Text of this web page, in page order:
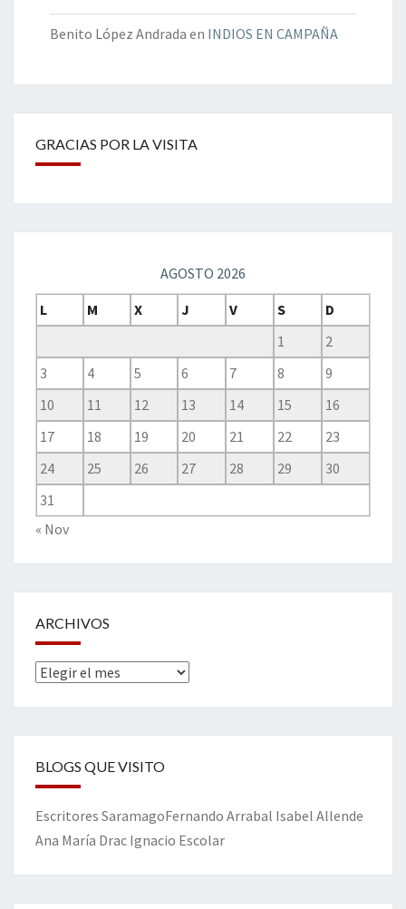
Benito López Andrada en INDIOS EN CAMPAÑA
GRACIAS POR LA VISITA
AGOSTO 2026
L
M X J V S
D
1
2
3
4 5 6 7 8
9
10
11 12 13 14 15
16
17
18 19 20 21 22
23
24
25 26 27 28 29
30
31
« Nov
ARCHIVOS
Archivos
BLOGS QUE VISITO
Escritores SaramagoFernando Arrabal Isabel Allende
Ana María Drac Ignacio Escolar